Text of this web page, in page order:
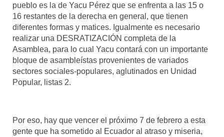
pueblo es la de Yacu Pérez que se enfrenta a las 15 o
16 restantes de la derecha en general, que tienen
diferentes formas y matices. Igualmente es necesario
realizar una DESRATIZACIÓN completa de la
Asamblea, para lo cual Yacu contará con un importante
bloque de asambleístas provenientes de variados
sectores sociales-populares, aglutinados en Unidad
Popular, listas 2.
Por eso, hay que vencer el próximo 7 de febrero a esta
gente que ha sometido al Ecuador al atraso y miseria,